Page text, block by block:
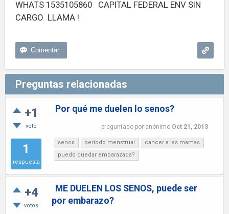
WHATS 1535105860 CAPITAL FEDERAL ENV SIN
CARGO LLAMA !
Preguntas relacionadas
+1
voto
1
respuesta
Por qué me duelen lo senos?
preguntado por anónimo Oct 21, 2013
senos periodo menstrual
cancer a las mamas
puedo quedar embarazada?
+4
votos
ME DUELEN LOS SENOS, puede ser
por embarazo?